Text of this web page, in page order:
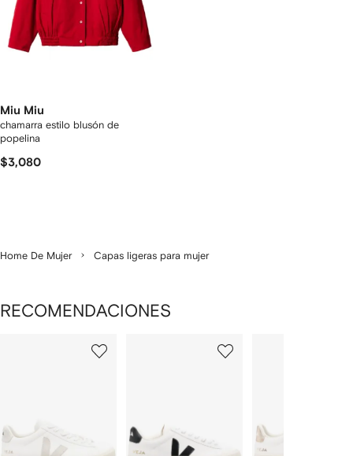
Miu Miu
chamarra estilo blusón de
popelina
$3,080
Home De Mujer Capas ligeras para mujer
RECOMENDACIONES